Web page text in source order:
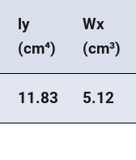
ly
(cm⁴)
Wx
(cm³)
11.83 5.12